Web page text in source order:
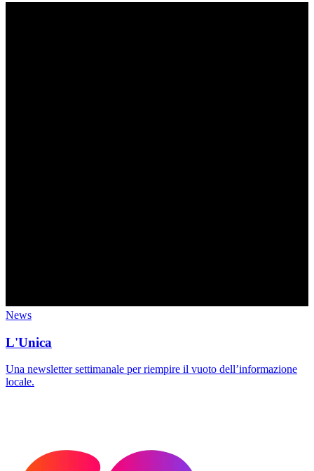
News
L'Unica
Una newsletter settimanale per riempire il vuoto dell’informazione
locale.